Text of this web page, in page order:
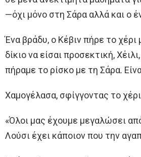
—όχι μόνο στη Σάρα αλλά και ο
Ένα βράδυ, ο Κέβιν πήρε το χέρι
δίκιο να είσαι προσεκτική,
πήραμε το ρίσκο με τη Σάρα.
Χαμογέλασα, σφίγγοντας το
«Όλοι μας έχουμε μεγαλώσει
Λούσι έχει κάποιον που την